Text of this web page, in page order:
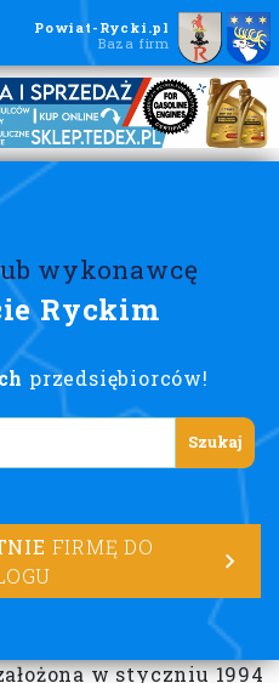
Powiat-Rycki.pl
Baza firm
wykonawcę
Ryckim
przedsiębiorców!
FIRMĘ DO
w styczniu 1994